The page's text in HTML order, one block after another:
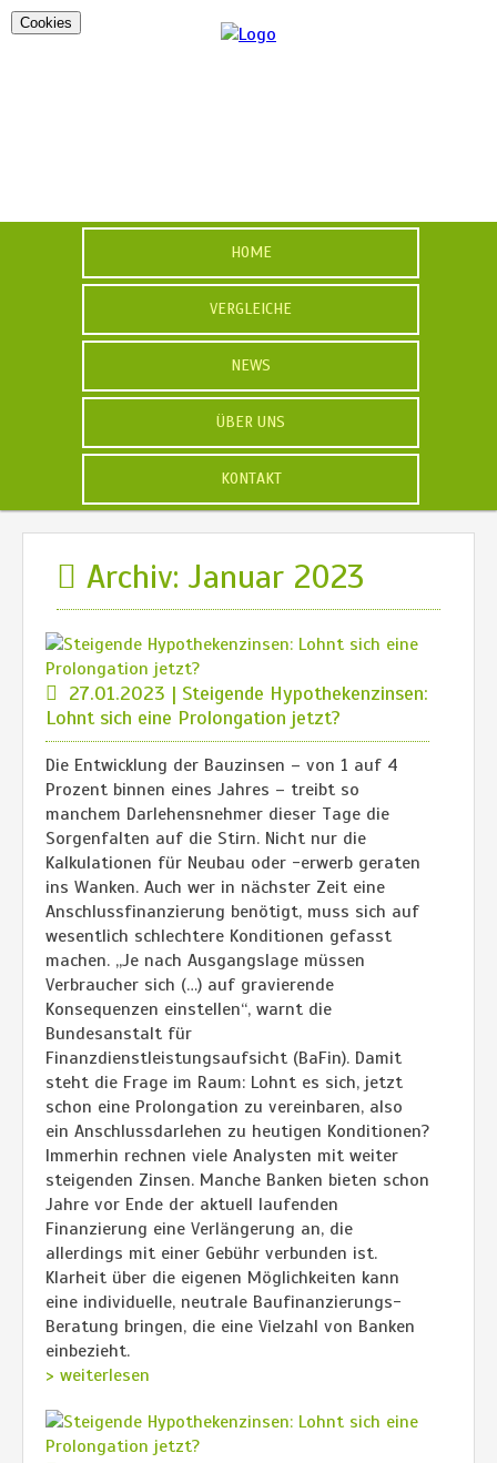
HOME
VERGLEICHE
NEWS
ÜBER UNS
KONTAKT
Archiv: Januar 2023
27.01.2023 | Steigende Hypothekenzinsen:
Lohnt sich eine Prolongation jetzt?
Die Entwicklung der Bauzinsen – von 1 auf 4
Prozent binnen eines Jahres – treibt so
manchem Darlehensnehmer dieser Tage die
Sorgenfalten auf die Stirn. Nicht nur die
Kalkulationen für Neubau oder -erwerb geraten
ins Wanken. Auch wer in nächster Zeit eine
Anschlussfinanzierung benötigt, muss sich auf
wesentlich schlechtere Konditionen gefasst
machen. „Je nach Ausgangslage müssen
Verbraucher sich (…) auf gravierende
Konsequenzen einstellen“, warnt die
Bundesanstalt für
Finanzdienstleistungsaufsicht (BaFin). Damit
steht die Frage im Raum: Lohnt es sich, jetzt
schon eine Prolongation zu vereinbaren, also
ein Anschlussdarlehen zu heutigen Konditionen?
Immerhin rechnen viele Analysten mit weiter
steigenden Zinsen. Manche Banken bieten schon
Jahre vor Ende der aktuell laufenden
Finanzierung eine Verlängerung an, die
allerdings mit einer Gebühr verbunden ist.
Klarheit über die eigenen Möglichkeiten kann
eine individuelle, neutrale Baufinanzierungs-
Beratung bringen, die eine Vielzahl von Banken
einbezieht.
> weiterlesen
Cookies